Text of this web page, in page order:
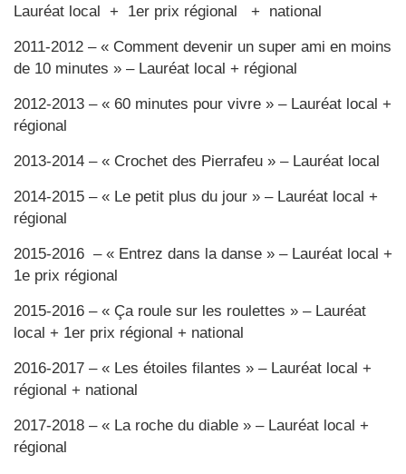
Lauréat local + 1er prix régional + national
2011-2012 – « Comment devenir un super ami en moins
de 10 minutes » – Lauréat local + régional
2012-2013 – « 60 minutes pour vivre » – Lauréat local +
régional
2013-2014 – « Crochet des Pierrafeu » – Lauréat local
2014-2015 – « Le petit plus du jour » – Lauréat local +
régional
2015-2016 – « Entrez dans la danse » – Lauréat local +
1e prix régional
2015-2016 – « Ça roule sur les roulettes » – Lauréat
local + 1er prix régional + national
2016-2017 – « Les étoiles filantes » – Lauréat local +
régional + national
2017-2018 – « La roche du diable » – Lauréat local +
régional